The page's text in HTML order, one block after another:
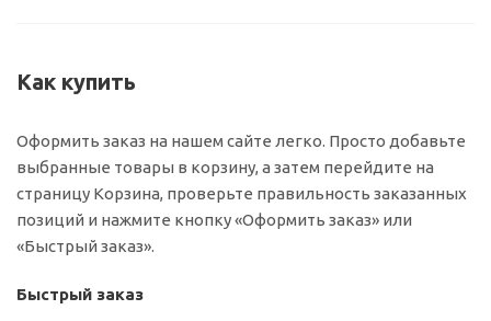
Как купить
Оформить заказ на нашем сайте легко. Просто добавьте
выбранные товары в корзину, а затем перейдите на
страницу Корзина, проверьте правильность заказанных
позиций и нажмите кнопку «Оформить заказ» или
«Быстрый заказ».
Быстрый заказ